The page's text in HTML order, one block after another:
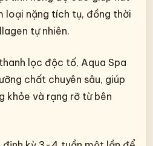
loại nặng tích tụ, đồng thời
tự nhiên.
lọc độc tố, Aqua Spa
chất chuyên sâu, giúp
khỏe và rạng rỡ từ bên